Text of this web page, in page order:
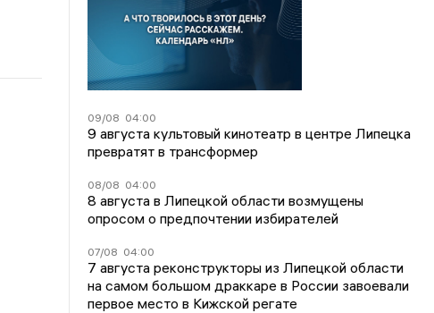
09/08 04:00
9 августа культовый кинотеатр в центре Липецка
превратят в трансформер
08/08 04:00
8 августа в Липецкой области возмущены
опросом о предпочтении избирателей
07/08 04:00
7 августа реконструкторы из Липецкой области
на самом большом драккаре в России завоевали
первое место в Кижской регате